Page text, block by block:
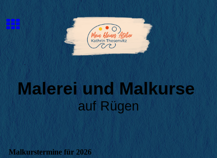
Malerei und Malkurse
auf Rügen
Malkurstermine für 2026